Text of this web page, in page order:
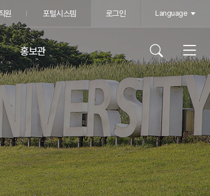
원 포털시스템 로그인 Language
홍보관